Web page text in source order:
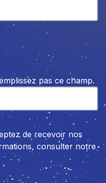
pas ce champ.
de recevoir nos
consulter notre